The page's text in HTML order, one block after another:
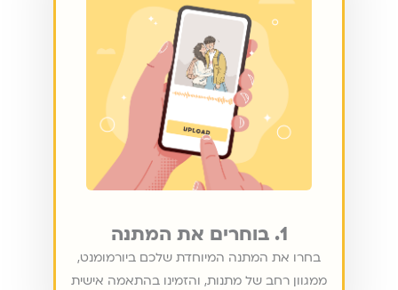
1. בוחרים את המתנה
בחרו את המתנה המיוחדת שלכם ביורמומנט,
ממגוון רחב של מתנות, והזמינו בהתאמה אישית